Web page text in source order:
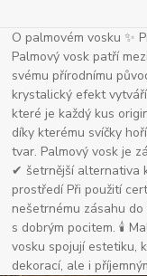
O palmovém vosku ✨
Palmový vosk patří
svému přírodnímu
krystalický efekt
které je každý kus
díky kterému svíčky
tvar. Palmový vosk je
✔ šetrnější alternativa
prostředí Při použití
nešetrnému zásahu
s dobrým pocitem. 🕯
vosku spojují estetiku,
dekorací, ale i